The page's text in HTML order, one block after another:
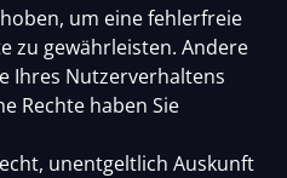
um eine fehlerfreie
zu gewährleisten. Andere
Ihres Nutzerverhaltens
Rechte haben Sie
unentgeltlich Auskunft